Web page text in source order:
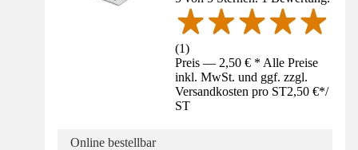
(1)
Preis — 2,50 € * Alle Preise
inkl. MwSt. und ggf. zzgl.
Versandkosten pro ST2,50 €*/
ST
Online bestellbar